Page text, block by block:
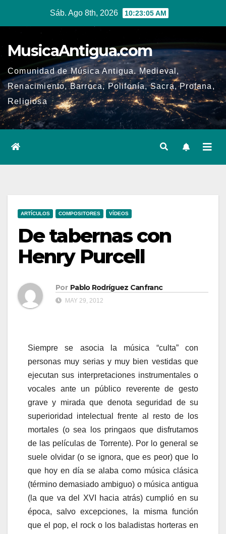
Sáb. Ago 8th, 2026 10:23:06 AM
MusicaAntigua.com
Comunidad de Música Antigua. Medieval,
Renacimiento, Barroca, Polifonía, Sacra, Profana,
Religiosa
ARTÍCULOS COMPOSITORES VÍDEOS
De tabernas con
Henry Purcell
Por Pablo Rodríguez Canfranc
MAY 29, 2012
Siempre se asocia la música “culta” con
personas muy serias y muy bien vestidas que
ejecutan sus interpretaciones instrumentales o
vocales ante un público reverente de gesto
grave y mirada que denota seguridad de su
superioridad intelectual frente al resto de los
mortales (o sea los pringaos que disfrutamos
de las películas de Torrente). Por lo general se
suele olvidar (o se ignora, que es peor) que lo
que hoy en día se alaba como música clásica
(término demasiado ambiguo) o música antigua
(la que va del XVI hacia atrás) cumplió en su
época, salvo excepciones, la misma función
que el pop, el rock o los baladistas horteras en